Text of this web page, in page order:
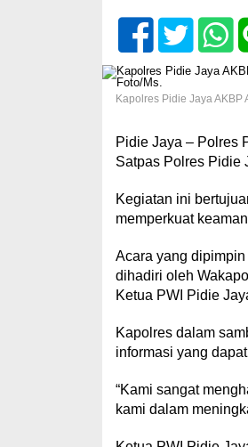
Kapolres Pidie Jaya
Pidie Jaya – Polres
Satpas Polres Pidie
Kegiatan ini
memperkuat
Acara yang
dihadiri oleh
Ketua PWI Pidie
Kapolres dalam
informasi yang
“Kami sangat
kami dalam